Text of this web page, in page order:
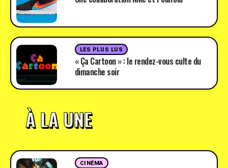
LES PLUS LUS
« Ça Cartoon » : le rendez-vous culte du
dimanche soir
À LA UNE
CINÉMA